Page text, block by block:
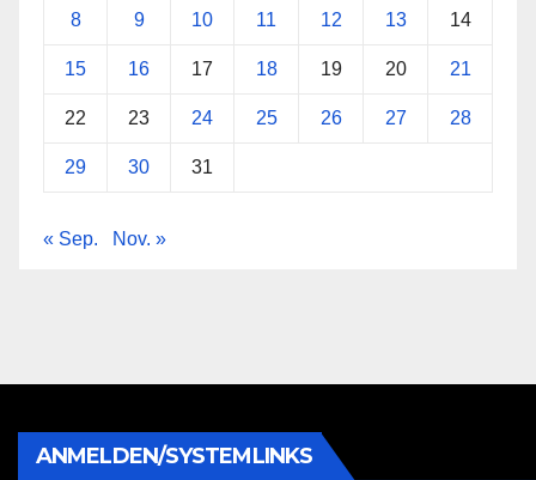
8 9 10 11 12 13 14
15 16 17 18 19 20 21
22 23 24 25 26 27 28
29 30 31
« Sep. Nov. »
ANMELDEN/SYSTEMLINKS